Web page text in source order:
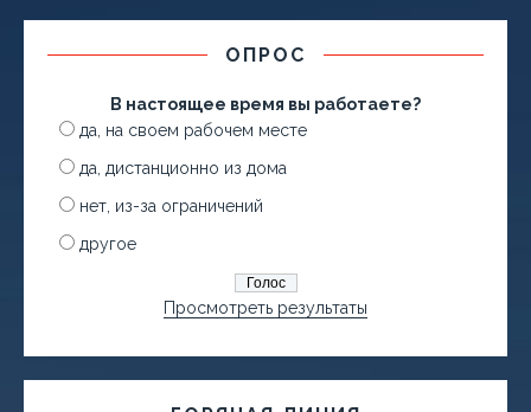
ОПРОС
В настоящее время вы работаете?
да, на своем рабочем месте
да, дистанционно из дома
нет, из-за ограничений
другое
Просмотреть результаты